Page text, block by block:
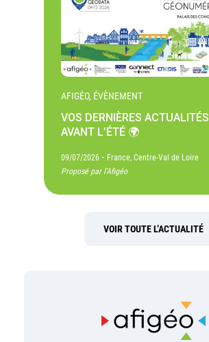
AFIGÉO, ÉVÈNEMENT
VOS DERNIÈRES ACTUALITÉS
AVANT L’ÉTÉ 🌍
09/07/2026 - France, Centre-Val de Loire
Proposé par l'Afigéo
VOIR TOUTE L’ACTUALITÉ